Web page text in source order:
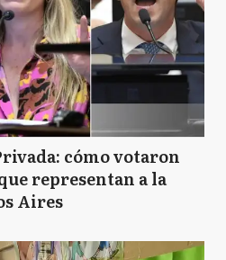
cómo votaron
representan a la
Aires